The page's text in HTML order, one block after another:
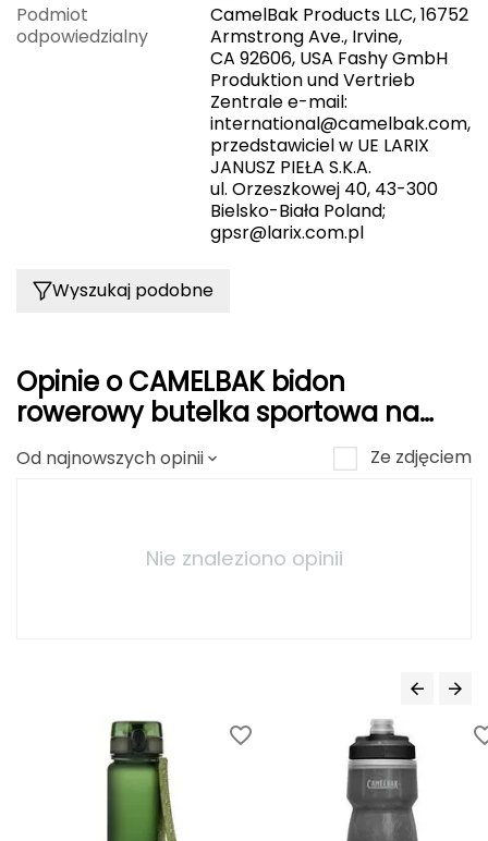
Gilmonte
H
HAGLÖFS
HMS
Podmiot
odpowiedzialny
CamelBak Products LLC, 16752
Armstrong Ave., Irvine,
CA 92606, USA Fashy GmbH
Produktion und Vertrieb
Zentrale e-mail:
international@camelbak.com,
przedstawiciel w UE LARIX
JANUSZ PIEŁA S.K.A.
ul. Orzeszkowej 40, 43-300
Bielsko-Biała Poland;
gpsr@larix.com.pl
Wyszukaj podobne
Opinie o CAMELBAK bidon
rowerowy butelka sportowa na
wodę 620ml Podium Chill
czerwony/biały
Od najnowszych opinii Ze zdjęciem
Nie znaleziono opinii